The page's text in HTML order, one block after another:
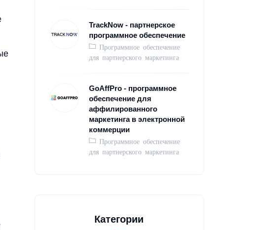
TrackNow - партнерское
программное обеспечение
Программное обеспечение
для партнерского маркетинга
GoAffPro - программное
обеспечение для
аффилированного
маркетинга в электронной
коммерции
Программное обеспечение
для партнерского маркетинга
Категории